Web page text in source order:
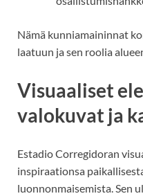
Nämä kunniamaininnat
laatuun ja sen roolia
Visuaaliset
valokuvat ja
Estadio Corregidoran
inspiraationsa
luonnonmaisemista. Sen